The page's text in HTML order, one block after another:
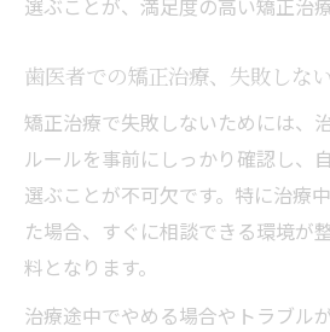
選ぶことが、満足度の高い矯正治
歯医者での矯正治療、失敗しな
矯正治療で失敗しないためには、
ルールを事前にしっかり確認し、
選ぶことが不可欠です。特に治療
た場合、すぐに相談できる環境が
料となります。
治療途中でやめる場合やトラブル